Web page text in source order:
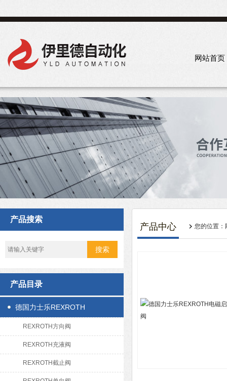
网站首页
产品搜索
产品目录
德国力士乐REXROTH
REXROTH方向阀
REXROTH充液阀
REXROTH截止阀
产品中心 您的位置：